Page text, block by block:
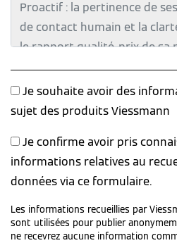
Je souhaite avoir des
sujet des produits Viessmann
Je confirme avoir pris
informations relatives au
données via ce formulaire.
Les informations recueillies par
sont utilisées pour publier
ne recevrez aucune information